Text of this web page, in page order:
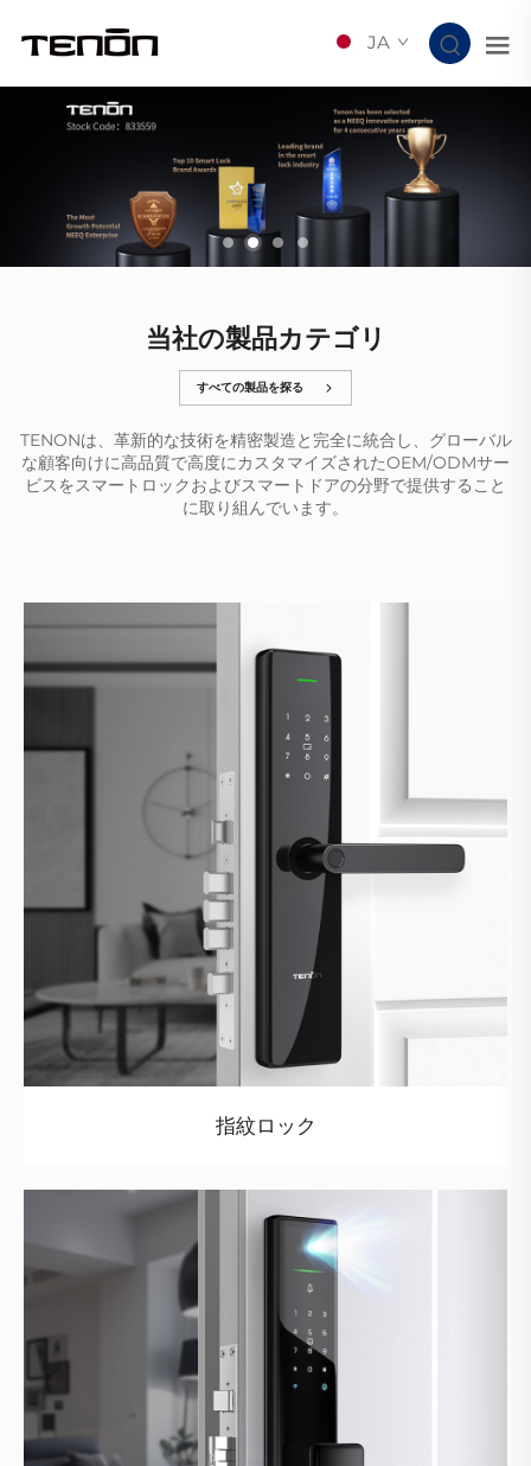
JA
当社の製品カテゴリ
すべての製品を探る
TENONは、革新的な技術を精密製造と完全に統合し、グローバル
な顧客向けに高品質で高度にカスタマイズされたOEM/ODMサー
ビスをスマートロックおよびスマートドアの分野で提供すること
に取り組んでいます。
指紋ロック